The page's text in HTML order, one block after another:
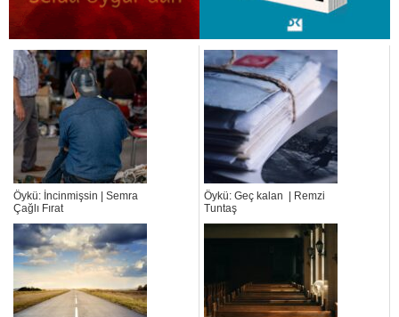
Öykü: İncinmişsin | Semra
Çağlı Fırat
Öykü: Geç kalan | Remzi
Tuntaş